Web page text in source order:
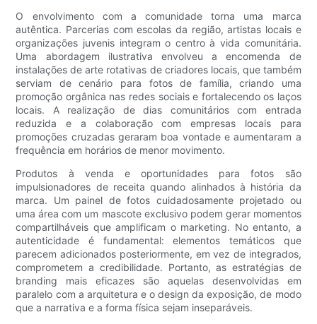
O envolvimento com a comunidade torna uma marca
autêntica. Parcerias com escolas da região, artistas locais e
organizações juvenis integram o centro à vida comunitária.
Uma abordagem ilustrativa envolveu a encomenda de
instalações de arte rotativas de criadores locais, que também
serviam de cenário para fotos de família, criando uma
promoção orgânica nas redes sociais e fortalecendo os laços
locais. A realização de dias comunitários com entrada
reduzida e a colaboração com empresas locais para
promoções cruzadas geraram boa vontade e aumentaram a
frequência em horários de menor movimento.
Produtos à venda e oportunidades para fotos são
impulsionadores de receita quando alinhados à história da
marca. Um painel de fotos cuidadosamente projetado ou
uma área com um mascote exclusivo podem gerar momentos
compartilháveis ​​que amplificam o marketing. No entanto, a
autenticidade é fundamental: elementos temáticos que
parecem adicionados posteriormente, em vez de integrados,
comprometem a credibilidade. Portanto, as estratégias de
branding mais eficazes são aquelas desenvolvidas em
paralelo com a arquitetura e o design da exposição, de modo
que a narrativa e a forma física sejam inseparáveis.